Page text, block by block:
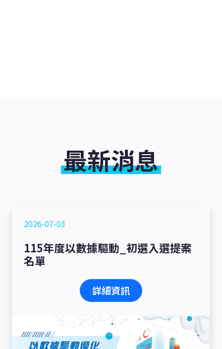
最新消息
2026-07-03
115年度以數據驅動_初選入選提案
名單
詳細資訊